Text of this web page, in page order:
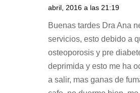
abril, 2016 a las 21:19
Buenas tardes Dra Ana
servicios, esto debido a
osteoporosis y pre
deprimida y esto me ha
a salir, mas ganas de